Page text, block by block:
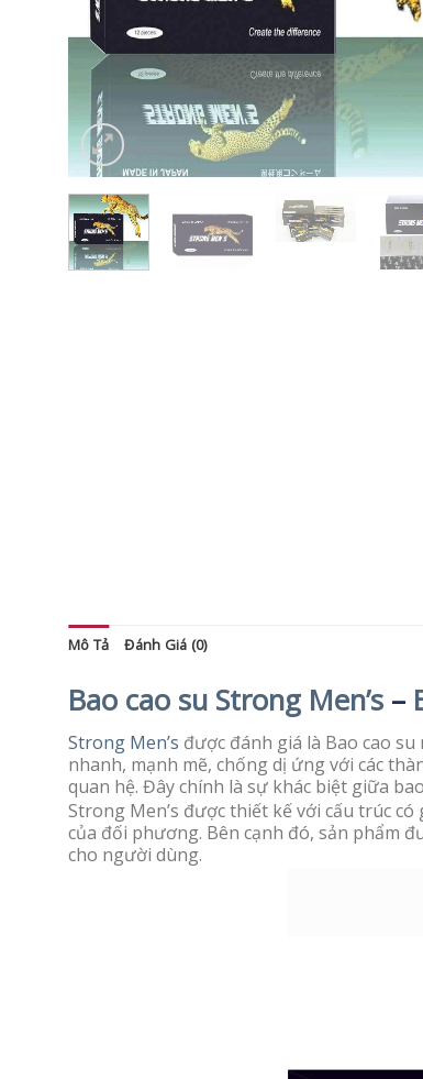
Mô Tả Đánh Giá (0)
Bao cao su Strong Men’s –
Strong Men’s được đánh giá là Bao cao
nhanh, mạnh mẽ, chống dị ứng với các
quan hệ. Đây chính là sự khác biệt giữa
Strong Men’s được thiết kế với cấu trúc
của đối phương. Bên cạnh đó, sản phẩm
cho người dùng.